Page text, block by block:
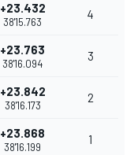
+23.432
38'15.763
4
+23.763
38'16.094
3
+23.842
38'16.173
2
+23.868
38'16.199
1